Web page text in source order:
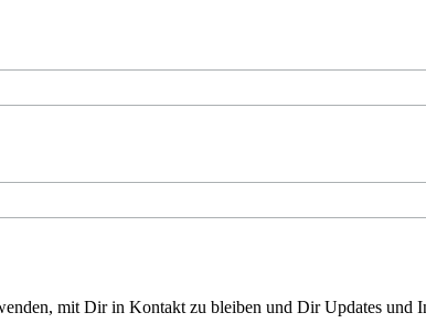
mit Dir in Kontakt zu bleiben und Dir Updates und